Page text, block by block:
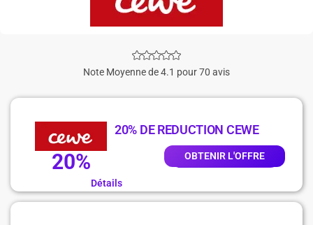
Note Moyenne de 4.1 pour 70 avis
20%
20% DE REDUCTION CEWE
OBTENIR L'OFFRE
Détails